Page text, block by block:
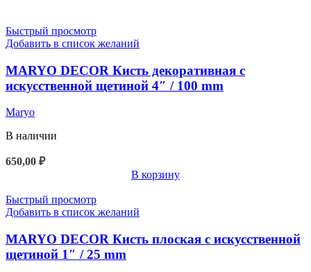
Быстрый просмотр
Добавить в список желаний
MARYO DECOR Кисть декоративная с
искусственной щетиной 4″ / 100 mm
Maryo
В наличии
650,00 ₽
В корзину
Быстрый просмотр
Добавить в список желаний
MARYO DECOR Кисть плоская с искусственной
щетиной 1″ / 25 mm